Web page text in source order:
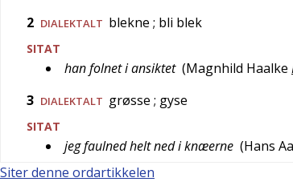
2 DIALEKTALT blekne ; bli blek
SITAT
han folnet i ansiktet (Magnhild Haalke
3 DIALEKTALT grøsse ; gyse
SITAT
jeg faulned helt ned i knæerne (Hans
Siter denne ordartikkelen